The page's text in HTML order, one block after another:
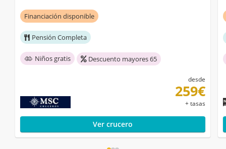
Financiación disponible
Pensión Completa
Niños gratis Descuento mayores 65
desde
259€
+ tasas
Ver crucero